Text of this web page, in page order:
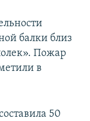
балки близ
Пожар
в
50